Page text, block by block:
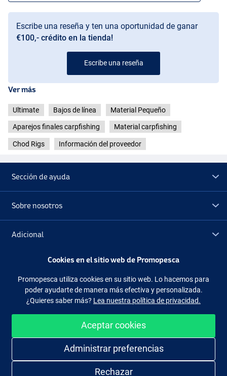
Escribe una reseña y ten una oportunidad de ganar
€100,- crédito en la tienda!
Escribe una reseña
Ver más
Ultimate Bajos de línea Material Pequeño
Aparejos finales carpfishing Material carpfishing
Chod Rigs Información del proveedor
Sección de ayuda
Sobre nosotros
Adicional
Síguenos Facebook Instagram
Comprar de manera fácil y segura
Cookies en el sitio web de Promopesca
Promopesca utiliza cookies en su sitio web. Lo hacemos para
poder ayudarte de manera más efectiva y personalizada.
¿Quieres saber más? Lea nuestra política de privacidad.
Aceptar cookies
Administrar preferencias
Rechazar